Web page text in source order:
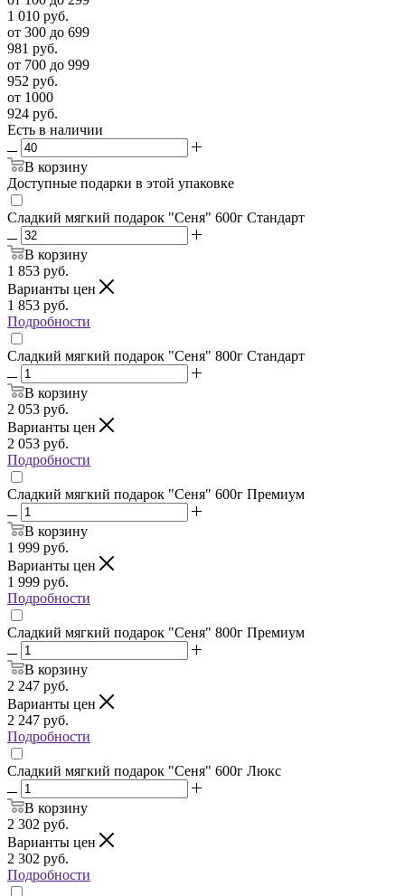
1 010 руб.
от 300 до 699
981 руб.
от 700 до 999
952 руб.
от 1000
924 руб.
Есть в наличии
В корзину
Доступные подарки в этой упаковке
Сладкий мягкий подарок "Сеня" 600г Стандарт
В корзину
1 853 руб.
Варианты цен
1 853 руб.
Подробности
Сладкий мягкий подарок "Сеня" 800г Стандарт
В корзину
2 053 руб.
Варианты цен
2 053 руб.
Подробности
Сладкий мягкий подарок "Сеня" 600г Премиум
В корзину
1 999 руб.
Варианты цен
1 999 руб.
Подробности
Сладкий мягкий подарок "Сеня" 800г Премиум
В корзину
2 247 руб.
Варианты цен
2 247 руб.
Подробности
Сладкий мягкий подарок "Сеня" 600г Люкс
В корзину
2 302 руб.
Варианты цен
2 302 руб.
Подробности